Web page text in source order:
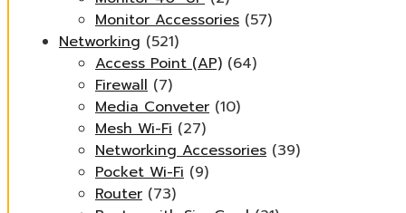
Monitor Accessories (57)
Networking (521)
Access Point (AP) (64)
Firewall (7)
Media Conveter (10)
Mesh Wi-Fi (27)
Networking Accessories (39)
Pocket Wi-Fi (9)
Router (73)